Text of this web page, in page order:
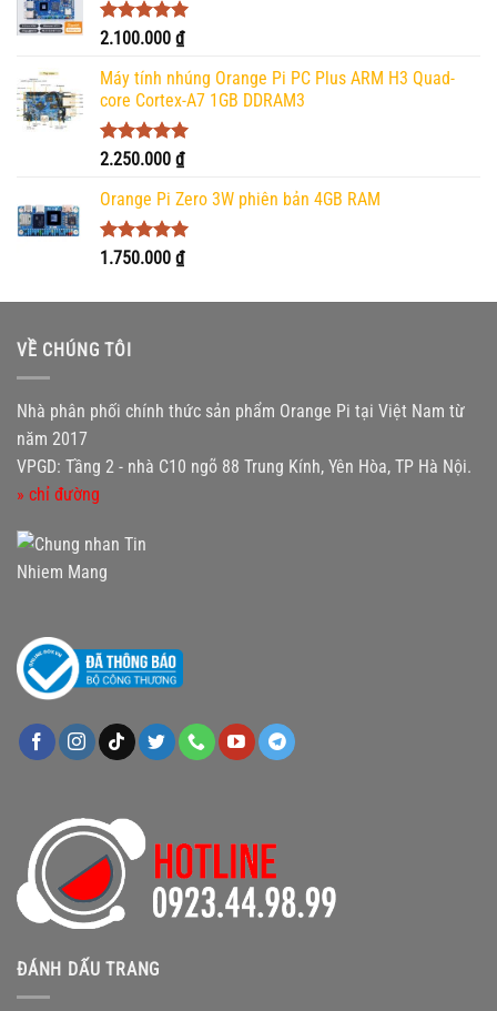
Được xếp
5 sao
2.100.000 ₫
Máy tính nhúng Orange Pi PC Plus ARM H3 Quad-
core Cortex-A7 1GB DDRAM3
Được xếp
5 sao
2.250.000 ₫
Orange Pi Zero 3W phiên bản 4GB RAM
Được xếp
1.750.000 ₫
VỀ CHÚNG TÔI
Nhà phân phối chính thức sản phẩm Orange Pi tại Việt Nam từ
năm 2017
VPGD: Tầng 2 - nhà C10 ngõ 88 Trung Kính, Yên Hòa, TP Hà Nội.
» chỉ đường
ĐÁNH DẤU TRANG